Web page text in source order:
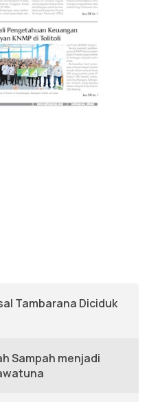
Tambarana Diciduk
Sampah menjadi